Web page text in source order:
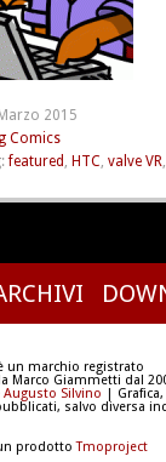
2015
Comics
featured , HTC, valve VR,
un marchio registrato
Marco Giammetti dal
Augusto Silvino |
salvo diversa
un prodottoTmoproject